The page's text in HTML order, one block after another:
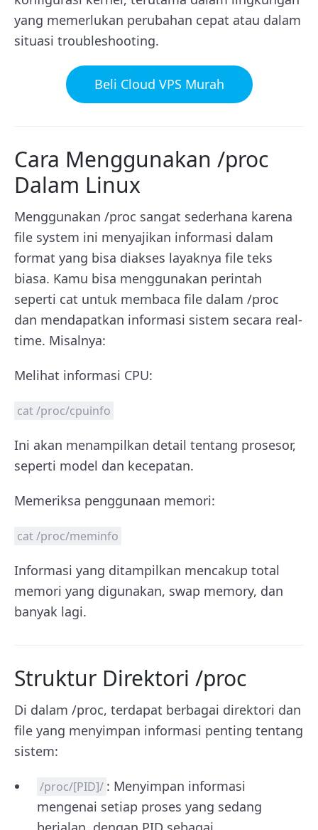
yang memerlukan perubahan cepat atau dalam
situasi troubleshooting.
Beli Cloud VPS Murah
Cara Menggunakan /proc
Dalam Linux
Menggunakan /proc sangat sederhana karena
file system ini menyajikan informasi dalam
format yang bisa diakses layaknya file teks
biasa. Kamu bisa menggunakan perintah
seperti cat untuk membaca file dalam /proc
dan mendapatkan informasi sistem secara real-
time. Misalnya:
Melihat informasi CPU:
cat /proc/cpuinfo
Ini akan menampilkan detail tentang prosesor,
seperti model dan kecepatan.
Memeriksa penggunaan memori:
cat /proc/meminfo
Informasi yang ditampilkan mencakup total
memori yang digunakan, swap memory, dan
banyak lagi.
Struktur Direktori /proc
Di dalam /proc, terdapat berbagai direktori dan
file yang menyimpan informasi penting tentang
sistem:
/proc/[PID]/ : Menyimpan informasi
mengenai setiap proses yang sedang